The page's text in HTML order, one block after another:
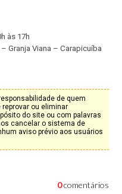
às 17h
Granja Viana – Carapicuíba
de quem
ou eliminar
do site ou com palavras
cancelar o sistema de
aviso prévio aos usuários
0comentários